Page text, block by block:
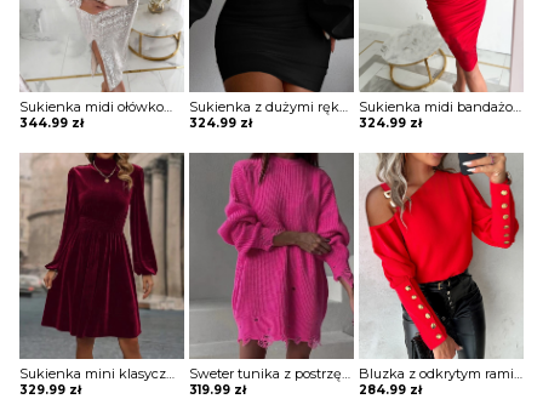
344.99 zł 324.99 zł
Sukienka midi bandażowa Belina
324.99 zł
329.99 zł 319.99 zł 284.99 zł